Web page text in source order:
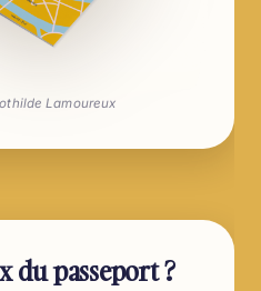
Lamoureux
du passeport ?